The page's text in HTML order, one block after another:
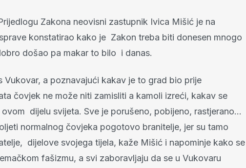
Zakona neovisni zastupnik Ivica Mišić je na
konstatirao kako je Zakon treba biti donesen mnogo
došao pa makar to bilo i danas.
Vukovar, a poznavajući kakav je to grad bio prije
čovjek ne može niti zamisliti a kamoli izreći, kakav se
dijelu svijeta. Sve je porušeno, pobijeno, rastjerano…
normalnog čovjeka pogotovo branitelje, jer su tamo
dijelove svojega tijela, kaže Mišić i napominje kako se
fašizmu, a svi zaboravljaju da se u Vukovaru